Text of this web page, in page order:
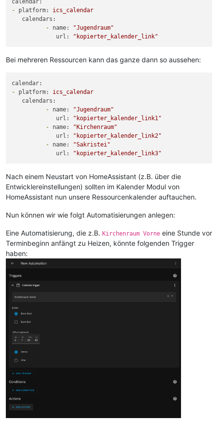
calendar:
-
platform:
ics_calendar
calendars:
-
name:
"Jugendraum"
url:
"kopierter_kalender_link"
Bei mehreren Ressourcen kann das ganze dann so aussehen:
calendar:
-
platform:
ics_calendar
calendars:
-
name:
"Jugendraum"
url:
"kopierter_kalender_link1"
-
name:
"Kirchenraum"
url:
"kopierter_kalender_link2"
-
name:
"Sakristei"
url:
"kopierter_kalender_link3"
Nach einem Neustart von HomeAssistant (z.B. über die
Entwicklereinstellungen) sollten im Kalender Modul von
HomeAssistant nun unsere Ressourcenkalender auftauchen.
Nun können wir wie folgt Automatisierungen anlegen:
Eine Automatisierung, die z.B. Kirchenraum Vorne eine Stunde vor
Terminbeginn anfängt zu Heizen, könnte folgenden Trigger
haben: